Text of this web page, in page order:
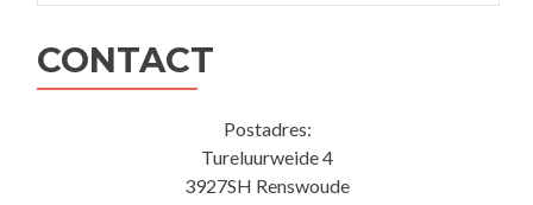
CONTACT
Postadres:
Tureluurweide 4
3927SH Renswoude